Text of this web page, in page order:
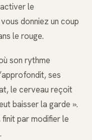
le
donniez un coup
le rouge.
son rythme
ses
le cerveau reçoit
baisser la garde ».
par modifier le